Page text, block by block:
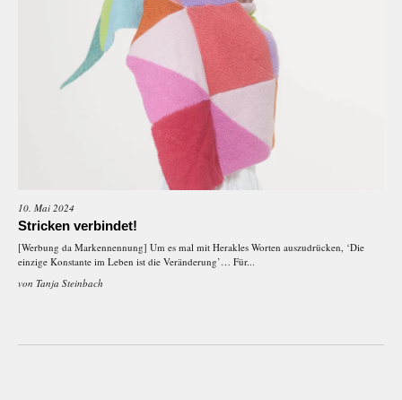
10. Mai 2024
Stricken verbindet!
[Werbung da Markennennung] Um es mal mit Herakles Worten auszudrücken, ‘Die
einzige Konstante im Leben ist die Veränderung’… Für...
von Tanja Steinbach